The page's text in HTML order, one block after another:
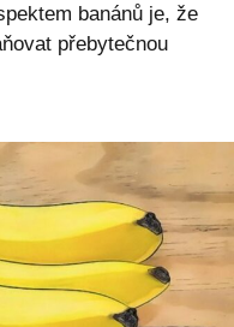
banánů je, že
přebytečnou